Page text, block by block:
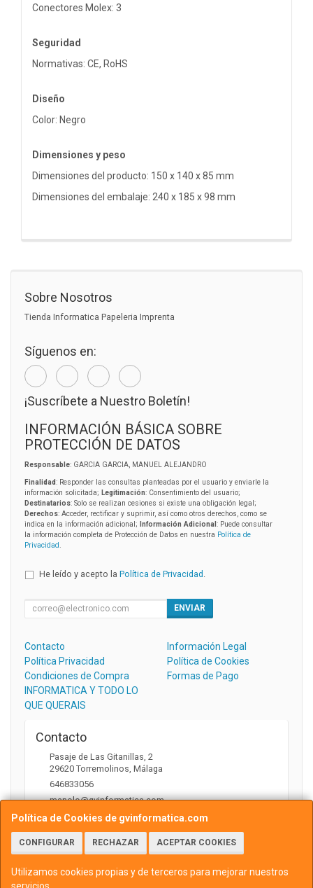
Conectores Molex: 3
Seguridad
Normativas: CE, RoHS
Diseño
Color: Negro
Dimensiones y peso
Dimensiones del producto: 150 x 140 x 85 mm
Dimensiones del embalaje: 240 x 185 x 98 mm
Política de Cookies de gvinformatica.com
CONFIGURAR RECHAZAR ACEPTAR COOKIES
Utilizamos cookies propias y de terceros para mejorar nuestros
Sobre Nosotros
Tienda Informatica Papeleria Imprenta
Síguenos en:
¡Suscríbete a Nuestro Boletín!
INFORMACIÓN BÁSICA SOBRE
PROTECCIÓN DE DATOS
Responsable: GARCIA GARCIA, MANUEL ALEJANDRO
Finalidad: Responder las consultas planteadas por el usuario y enviarle la
información solicitada; Legitimación: Consentimiento del usuario;
Destinatarios: Solo se realizan cesiones si existe una obligación legal;
Derechos: Acceder, rectificar y suprimir, así como otros derechos, como se
indica en la información adicional;
Información Adicional : Puede consultar
la información completa de Protección de Datos en nuestra Política de
Privacidad
He leído y acepto la Política de Privacidad
ENVIAR
Contacto
Información Legal
Política Privacidad
Política de Cookies
Condiciones de Compra
Formas de Pago
INFORMATICA Y TODO LO
QUE QUERAIS
Contacto
Pasaje de Las Gitanillas, 2
29620 Torremolinos Málaga
646833056
manolo@gvinformatica.com
Horario
10:00 a 13:30 y 16:00 a 18:00